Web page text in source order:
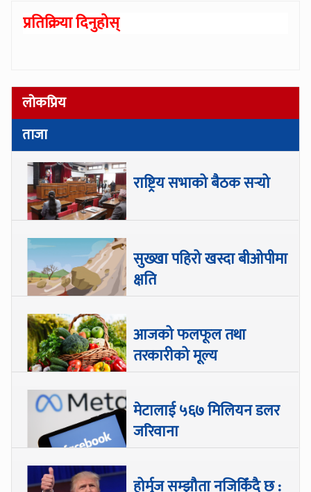
प्रतिक्रिया दिनुहोस्
लोकप्रिय
ताजा
राष्ट्रिय सभाको बैठक सर्‍यो
सुख्खा पहिरो खस्दा बीओपीमा
क्षति
आजको फलफूल तथा
तरकारीको मूल्य
मेटालाई ५६७ मिलियन डलर
जरिवाना
होर्मुज सम्झौता नजिकिँदै छ :